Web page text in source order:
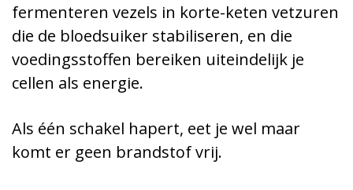
fermenteren vezels in korte-keten vetzuren
die de bloedsuiker stabiliseren, en die
voedingsstoffen bereiken uiteindelijk je
cellen als energie.
Als één schakel hapert, eet je wel maar
komt er geen brandstof vrij.